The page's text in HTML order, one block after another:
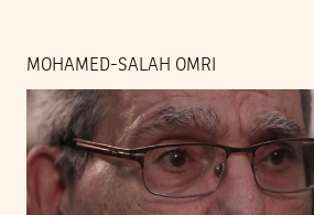
MOHAMED-SALAH OMRI